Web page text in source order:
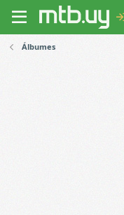
Álbumes